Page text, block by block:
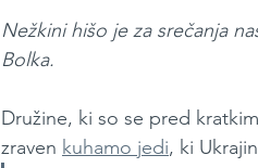
Nežkini hišo je za srečanja
Bolka.
Družine, ki so se pred
zraven kuhamo jedi, ki